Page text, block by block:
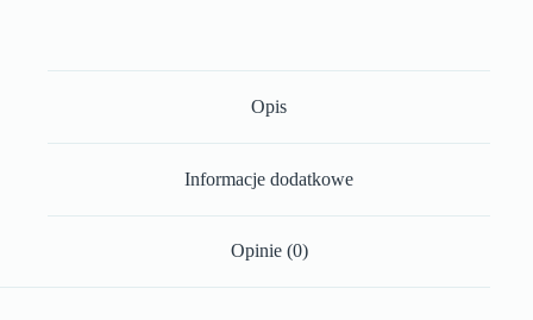
Opis
Informacje dodatkowe
Opinie (0)